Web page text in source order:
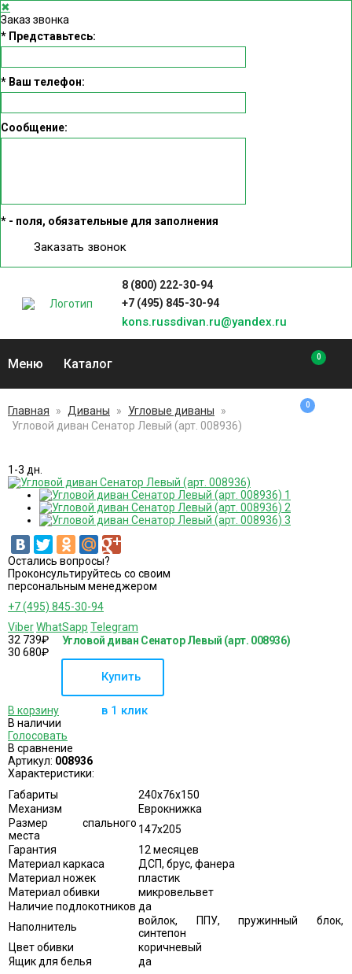
✖
Заказ звонка
* Представьтесь:
* Ваш телефон:
Сообщение:
* - поля, обязательные для заполнения
Заказать звонок
8 (800) 222-30-94
+7 (495) 845-30-94
kons.russdivan.ru@yandex.ru
Меню Каталог 0
0
Главная » Диваны » Угловые диваны
»
Угловой диван Сенатор Левый (арт. 008936)
1-3 дн.
Остались вопросы?
Проконсультируйтесь со своим
персональным менеджером
+7 (495) 845-30-94
ViberWhatSapp Telegram
Угловой диван Сенатор Левый (арт. 008936)
32 739₽
30 680₽
В корзину
Купить
в 1 клик
В наличии
Голосовать
В сравнение
Артикул: 008936
Характеристики:
Габариты
240х76х150
Механизм
Еврокнижка
Размер спального
места
147х205
Гарантия
12 месяцев
Материал каркаса
ДСП, брус, фанера
Материал ножек
пластик
Материал обивки
микровельвет
Наличие подлокотников да
Наполнитель
войлок, ППУ, пружинный блок,
синтепон
Цвет обивки
коричневый
Ящик для белья
да